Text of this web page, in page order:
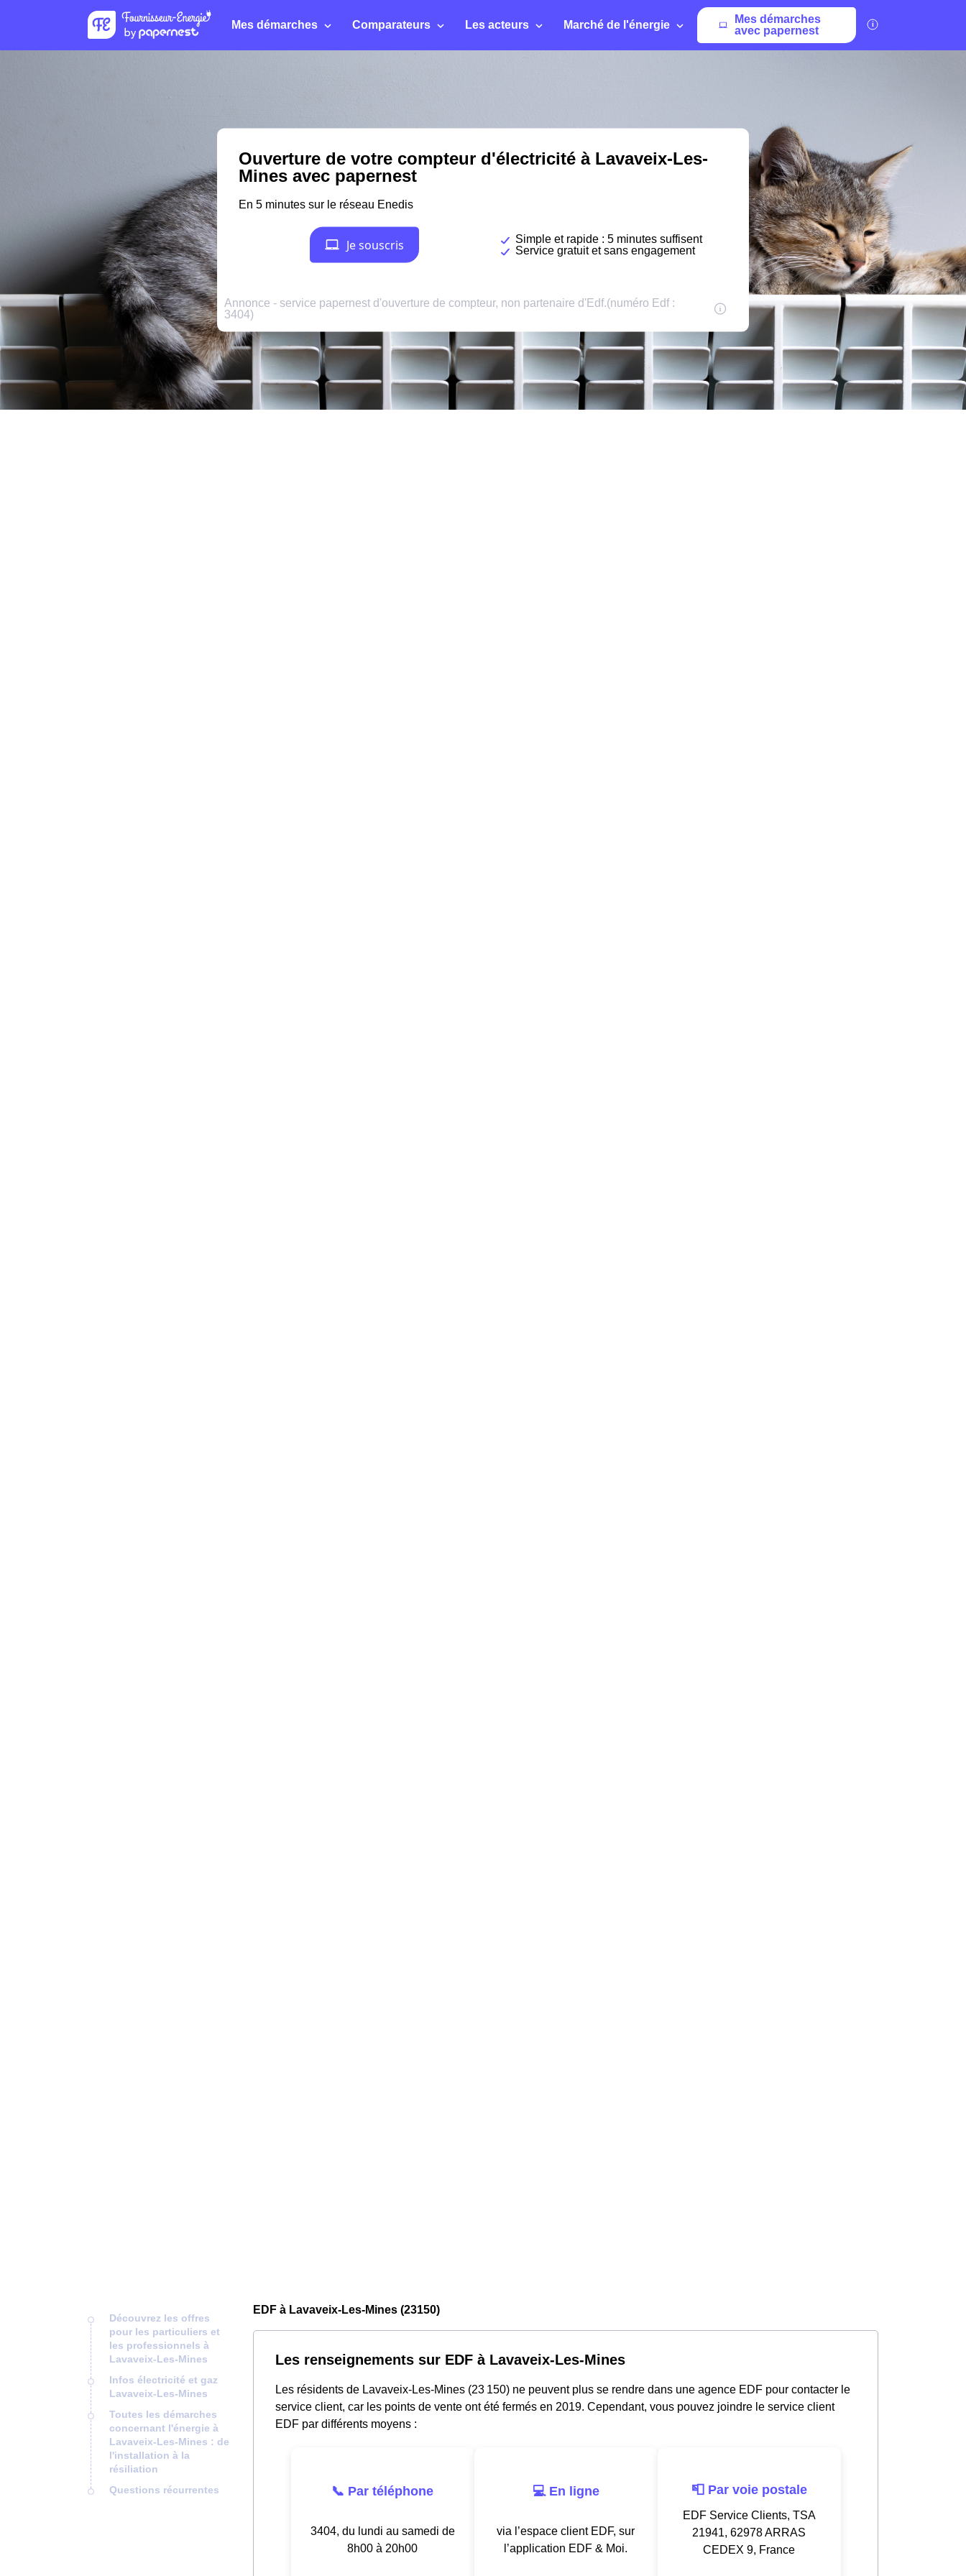
Mes démarches Comparateurs Les acteurs Marché de l'énergie
Mes démarches
avec papernest
Découvrez les offres
pour les particuliers et
les professionnels à
Lavaveix-Les-Mines
Infos électricité et gaz
Lavaveix-Les-Mines
Toutes les démarches
concernant l'énergie à
Lavaveix-Les-Mines : de
l'installation à la
résiliation
Questions récurrentes
EDF à Lavaveix-Les-Mines (23150)
Les renseignements sur EDF à Lavaveix-Les-Mines
Les résidents de Lavaveix-Les-Mines (23 150) ne peuvent plus se rendre dans une agence EDF pour contacter le
service client, car les points de vente ont été fermés en 2019. Cependant, vous pouvez joindre le service client
EDF par différents moyens :
📞 Par téléphone
3404, du lundi au samedi de
8h00 à 20h00
💻 En ligne
via l’espace client EDF, sur
l’application EDF & Moi.
📮 Par voie postale
EDF Service Clients, TSA
21941, 62978 ARRAS
CEDEX 9, France